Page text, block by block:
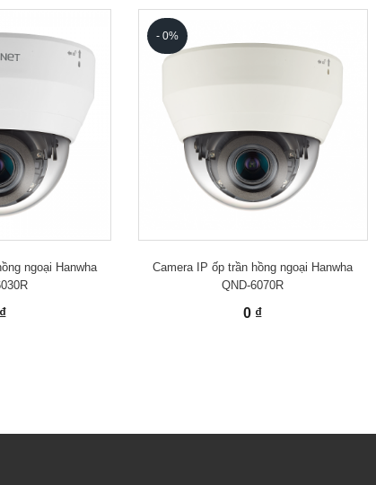
ngoại Hanwha
- 0%
Camera IP ốp trần hồng ngoại Hanwha
QND-6070R
0 ₫